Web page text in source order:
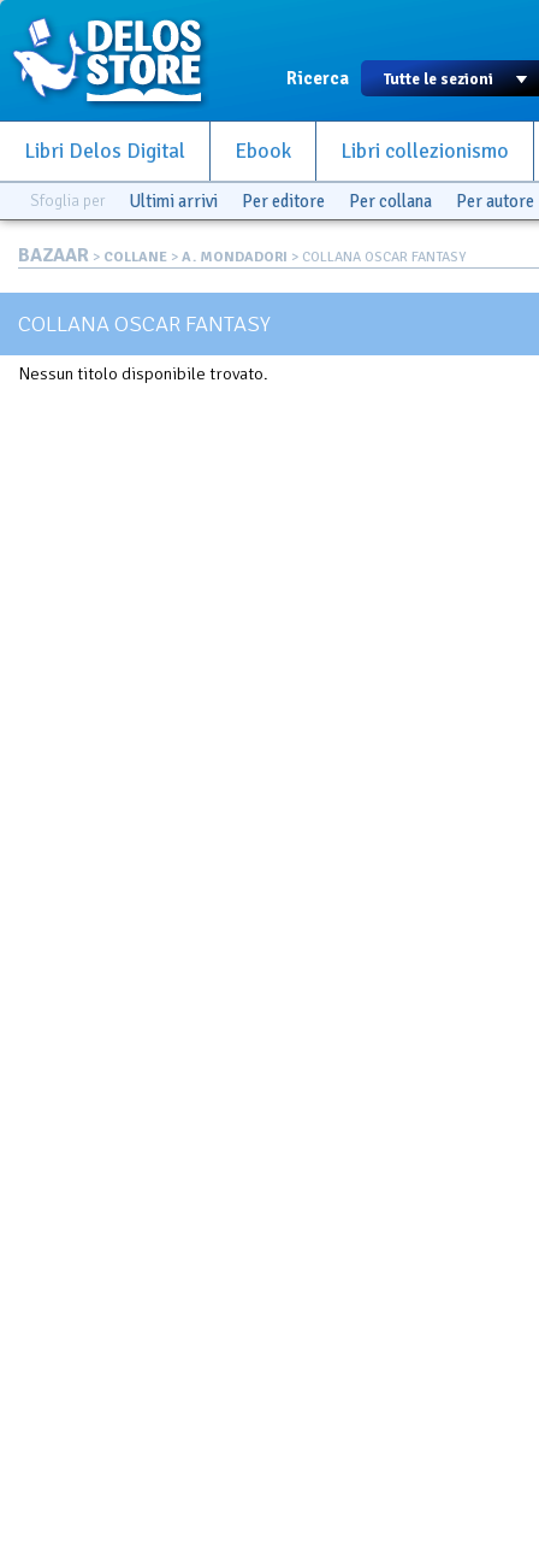
Ricerca
Libri Delos Digital Ebook Libri collezionismo
Sfoglia per Ultimi arrivi Per editore Per collana Per autore
BAZAAR > COLLANE > A. MONDADORI > COLLANA OSCAR FANTASY
COLLANA OSCAR FANTASY
Nessun titolo disponibile trovato.